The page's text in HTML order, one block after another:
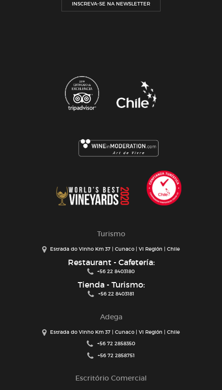
INSCREVA-SE NA NEWSLETTER
Turismo
Estrada do Vinho Km 37 | Cunaco | VI Región | Chile
Restaurant - Cafetería:
+56 22 8403180
Tienda - Turismo:
+56 22 8403181
Adega
Estrada do Vinho Km 37 | Cunaco | VI Región | Chile
+56 72 2858350
+56 72 2858751
Escritório Comercial